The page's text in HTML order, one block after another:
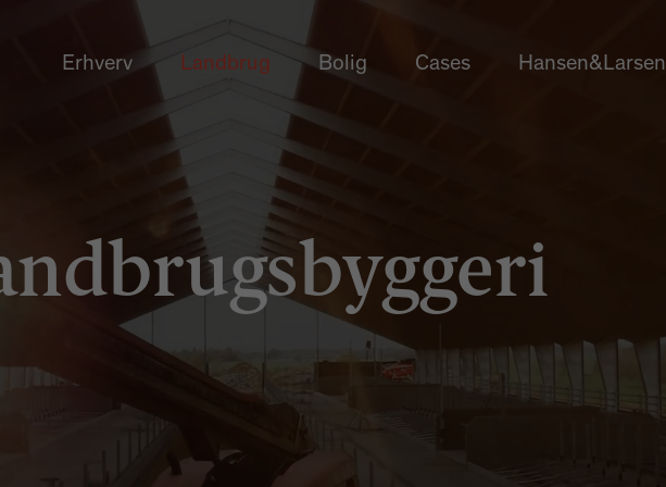
Erhverv Landbrug Bolig Cases Hansen&Larsen